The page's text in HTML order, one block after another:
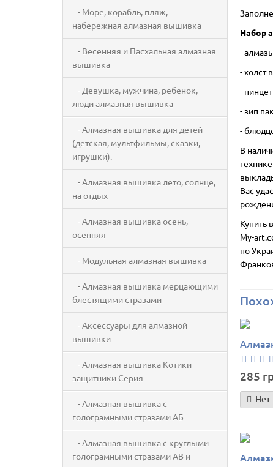
- Море, корабль, пляж,
набережная алмазная вышивка
- Весенняя и Пасхальная алмазная
вышивка
- Девушка, мужчина, ребенок,
люди алмазная вышивка
- Алмазная вышивка для детей
(детская, мультфильмы, сказки,
игрушки).
- Алмазная вышивка лето, солнце,
на отдых
- Алмазная вышивка осень,
осенняя
- Модульная алмазная вышивка
- Алмазная вышивка мерцающими
блестящими стразами
- Аксессуары для алмазной
вышивки
- Алмазная вышивка Котики
защитники Серия
- Алмазная вышивка с
голограмными стразами АБ
- Алмазная вышивка с круглыми
голограмными стразами AB и
Набор
-
- холст
-
- зип
-
В
Вас
Купить
My-
по
285
Нет